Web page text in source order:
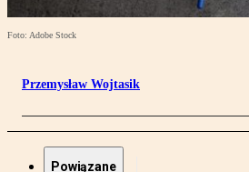
Foto: Adobe Stock
Przemysław Wojtasik
Powiązane